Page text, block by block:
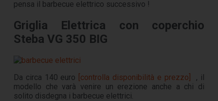
pensa il barbecue elettrico successivo !
Griglia Elettrica con coperchio
Steba VG 350 BIG
Da circa 140 euro [controlla disponibilità e prezzo]
, il
modello che varà venire un erezione anche a chi di
solito disdegna i barbecue elettrici.